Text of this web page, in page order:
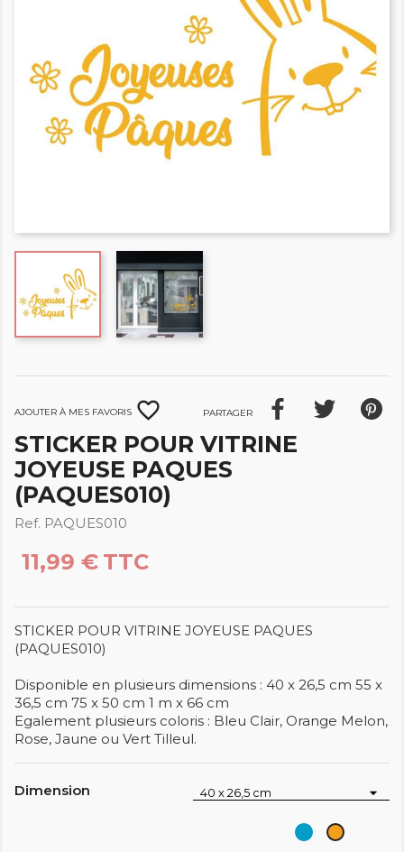
Ajouter à mes favoris favorite_border Partager
STICKER POUR VITRINE
JOYEUSE PAQUES
(PAQUES010)
Ref. PAQUES010
11,99 € TTC
STICKER POUR VITRINE JOYEUSE PAQUES
(PAQUES010)
Disponible en plusieurs dimensions : 40 x 26,5 cm 55 x
36,5 cm 75 x 50 cm 1 m x 66 cm
Egalement plusieurs coloris : Bleu Clair, Orange Melon,
Rose, Jaune ou Vert Tilleul.
Dimension
BleuOrange